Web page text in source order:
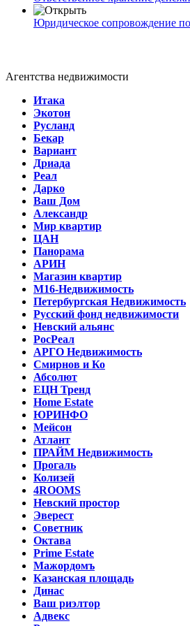
Юридическое сопровождение
Агентства недвижимости
Итака
Экотон
Русланд
Бекар
Вариант
Дриада
Реал
Дарко
Ваш Дом
Александр
Мир квартир
ЦАН
Панорама
АРИН
Магазин квартир
М16-Недвижимость
Петербургская Недвижимость
Русский фонд недвижимости
Невский альянс
РосРеал
АРГО Недвижимость
Смирнов и Ко
Абсолют
ЕЦН Тренд
Home Estate
ЮРИНФО
Мейсон
Атлант
ПРАЙМ Недвижимость
Прогаль
Колизей
4ROOMS
Невский простор
Эверест
Советник
Октава
Prime Estate
Мажордомъ
Казанская площадь
Динас
Ваш риэлтор
Адвекс